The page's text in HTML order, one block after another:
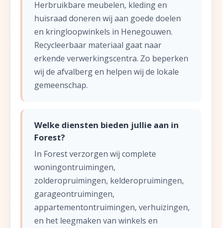
Herbruikbare meubelen, kleding en
huisraad doneren wij aan goede doelen
en kringloopwinkels in Henegouwen.
Recycleerbaar materiaal gaat naar
erkende verwerkingscentra. Zo beperken
wij de afvalberg en helpen wij de lokale
gemeenschap.
Welke diensten bieden jullie aan in
Forest?
In Forest verzorgen wij complete
woningontruimingen,
zolderopruimingen, kelderopruimingen,
garageontruimingen,
appartementontruimingen, verhuizingen,
en het leegmaken van winkels en